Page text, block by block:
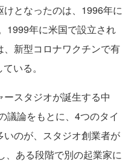
となったのは、1996年に
1999年に米国で設立され
新型コロナワクチンで有
いる。
スタジオが誕生する中
議論をもとに、4つのタイ
のが、スタジオ創業者が
、ある段階で別の起業家に